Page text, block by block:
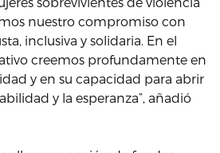
nuestro compromiso con
inclusiva y solidaria. En el
creemos profundamente en
y en su capacidad para abrir
y la esperanza”, añadió